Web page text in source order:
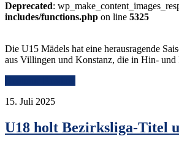
Deprecated:
includes/functions.php on line 5325
Die U15 Mädels hat eine herausragende
aus Villingen und Konstanz, die in Hin-
15. Juli 2025
U18 holt Bezirksliga-Titel